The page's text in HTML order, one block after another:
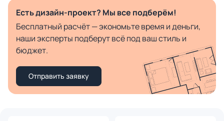
Есть дизайн-проект? Мы все подберём!
Бесплатный расчёт — экономьте время и деньги,
наши эксперты подберут всё под ваш стиль и
бюджет.
Отправить заявку